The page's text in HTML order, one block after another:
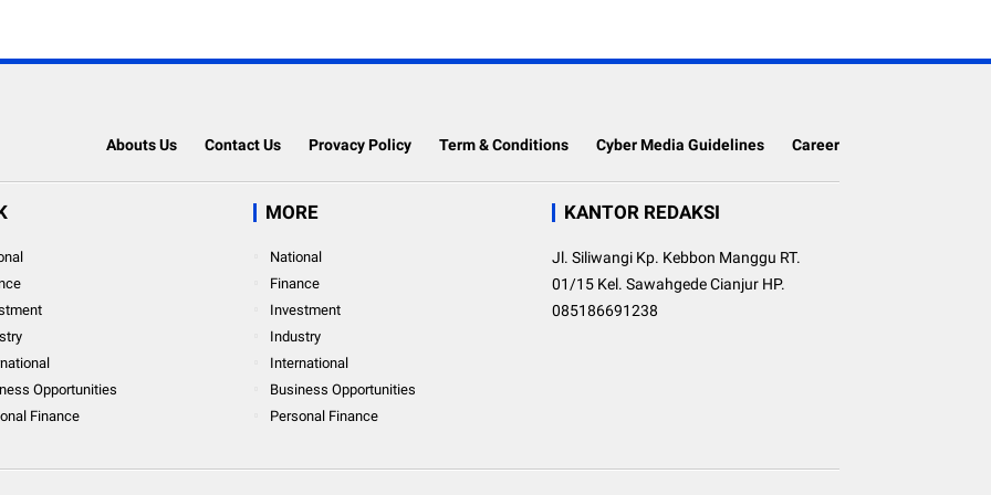
Abouts Us Contact Us Provacy Policy Term & Conditions Cyber Media Guidelines Career
Opportunities
Finance
MORE
National
Finance
Investment
Industry
International
Business Opportunities
Personal Finance
KANTOR REDAKSI
Jl. Siliwangi Kp. Kebbon Manggu RT.
01/15 Kel. Sawahgede Cianjur HP.
085186691238